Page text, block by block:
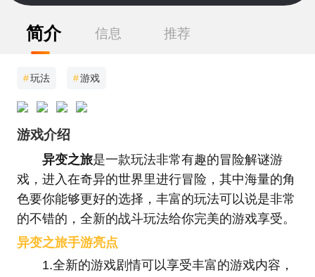
简介 信息 推荐
#玩法 #游戏
游戏介绍
异变之旅是一款玩法非常有趣的冒险解谜游
戏，进入在奇异的世界里进行冒险，其中海量的角
色要你能够更好的选择，丰富的玩法可以说是非常
的不错的，全新的战斗玩法给你完美的游戏享受。
异变之旅手游亮点
1.全新的游戏剧情可以享受丰富的游戏内容，